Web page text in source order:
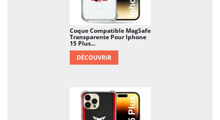
Coque Compatible MagSafe
Transparente Pour Iphone
15 Plus...
DÉCOUVRIR